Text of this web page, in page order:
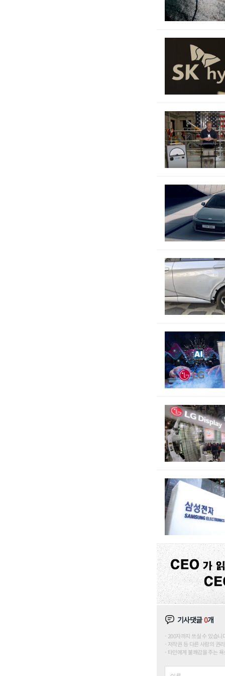
기사댓글0개
200자까지 쓰실 수 있습
저작권 등 다른 사람의 권
타인에게 불쾌감을 주는